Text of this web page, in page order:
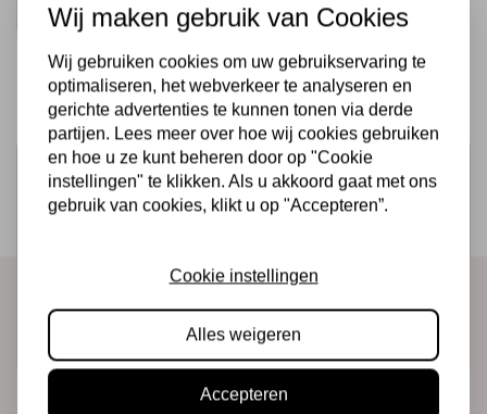
Snel toevoegen
Schrijf je in voor de nieuwsbrief
Ontvang als eerste onze actie en nieuwe producten
Wij maken gebruik van Cookies
Wij gebruiken cookies om uw gebruikservaring te
optimaliseren, het webverkeer te analyseren en
gerichte advertenties te kunnen tonen via derde
partijen. Lees meer over hoe wij cookies gebruiken
en hoe u ze kunt beheren door op "Cookie
instellingen" te klikken. Als u akkoord gaat met ons
gebruik van cookies, klikt u op "Accepteren”.
Cookie instellingen
Alles weigeren
Accepteren